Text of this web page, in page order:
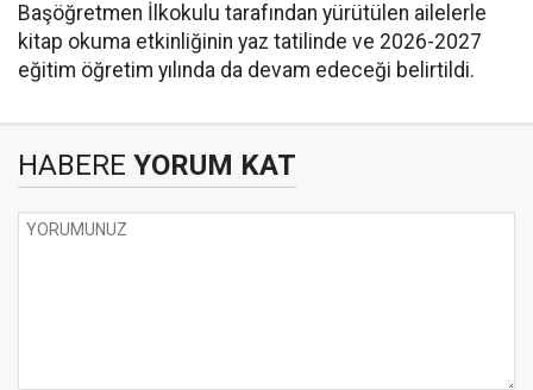
Başöğretmen İlkokulu tarafından yürütülen ailelerle
kitap okuma etkinliğinin yaz tatilinde ve 2026-2027
eğitim öğretim yılında da devam edeceği belirtildi.
HABERE YORUM KAT